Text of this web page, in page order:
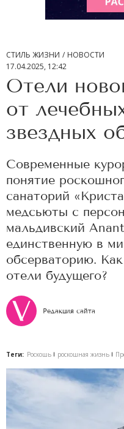
СТИЛЬ ЖИЗНИ
НОВОСТИ
17.04.2025, 12:42
Отели
от
звездных
Современные
понятие
санаторий
медсьюты с
мальдивский
единственную в
обсерваторию.
отели будущего?
Редакция сайта
Теги: Роскошь роскошная жизнь